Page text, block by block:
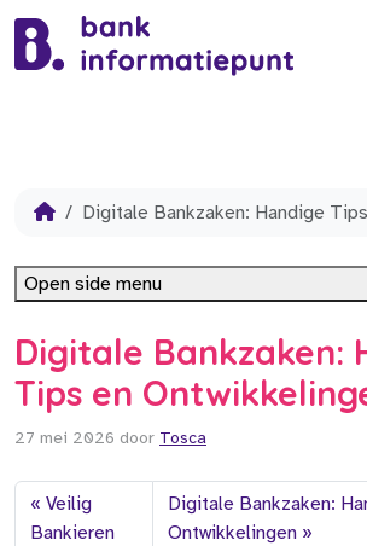
Digitale Bankzaken: Handige
Digitale Bankzaken:
Tips en
27 mei 2026 door Tosca
Veilig
Bankieren
Digitale Bankzaken:
Ontwikkelingen
Open side menu